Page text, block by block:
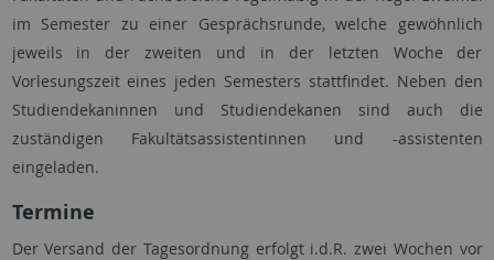
im Semester zu einer Gesprächsrunde, welche gewöhnlich
jeweils in der zweiten und in der letzten Woche der
Vorlesungszeit eines jeden Semesters stattfindet. Neben den
Studiendekaninnen und Studiendekanen sind auch die
zuständigen Fakultätsassistentinnen und -assistenten
eingeladen.
Termine
Der Versand der Tagesordnung erfolgt i.d.R. zwei Wochen vor